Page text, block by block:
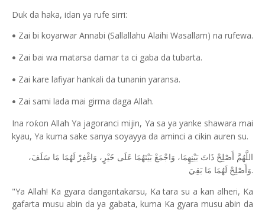
Duk da haka, idan ya rufe sirri:
• Zai bi koyarwar Annabi (Sallallahu Alaihi Wasallam) na rufewa.
• Zai bai wa matarsa damar ta ci gaba da tubarta.
• Zai kare lafiyar hankali da tunanin yaransa.
• Zai sami lada mai girma daga Allah.
Ina roƙon Allah Ya jagoranci mijin, Ya sa ya yanke shawara mai
kyau, Ya kuma sake sanya soyayya da aminci a cikin auren su.
اللَّهُمَّ أَصْلِحْ ذَاتَ بَيْنِهِمَا، وَاجْمَعْ بَيْنَهُمَا عَلَى خَيْرٍ، وَاغْفِرْ لَهُمَا مَا سَلَفَ،
وَأَصْلِحْ لَهُمَا مَا بَقِيَ.
"Ya Allah! Ka gyara dangantakarsu, Ka tara su a kan alheri, Ka
gafarta musu abin da ya gabata, kuma Ka gyara musu abin da